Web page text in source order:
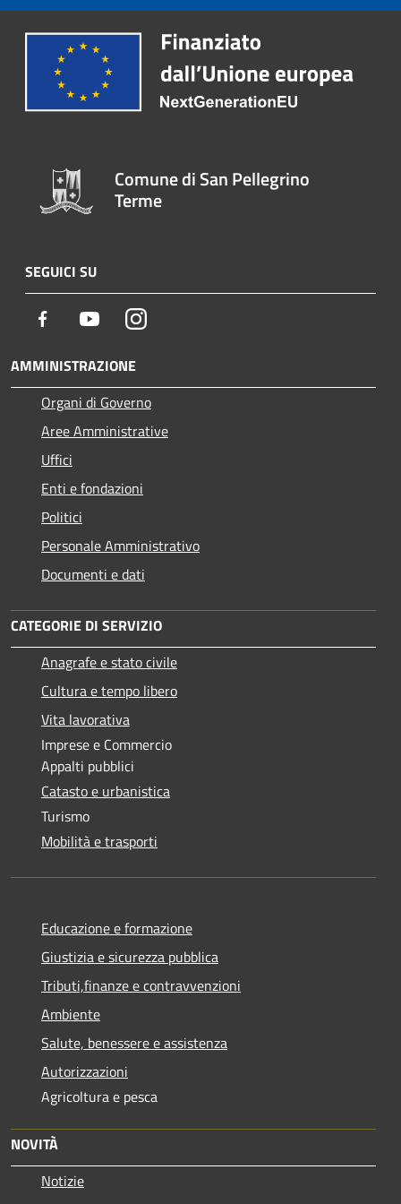
Comune di San Pellegrino
Terme
SEGUICI SU
Facebook YoutubeInstagram
AMMINISTRAZIONE
Organi di Governo
Aree Amministrative
Uffici
Enti e fondazioni
Politici
Personale Amministrativo
Documenti e dati
CATEGORIE DI SERVIZIO
Anagrafe e stato civile
Cultura e tempo libero
Vita lavorativa
Imprese e Commercio
Appalti pubblici
Catasto e urbanistica
Turismo
Mobilità e trasporti
Educazione e formazione
Giustizia e sicurezza pubblica
Tributi,finanze e contravvenzioni
Ambiente
Salute, benessere e assistenza
Autorizzazioni
Agricoltura e pesca
NOVITÀ
Notizie